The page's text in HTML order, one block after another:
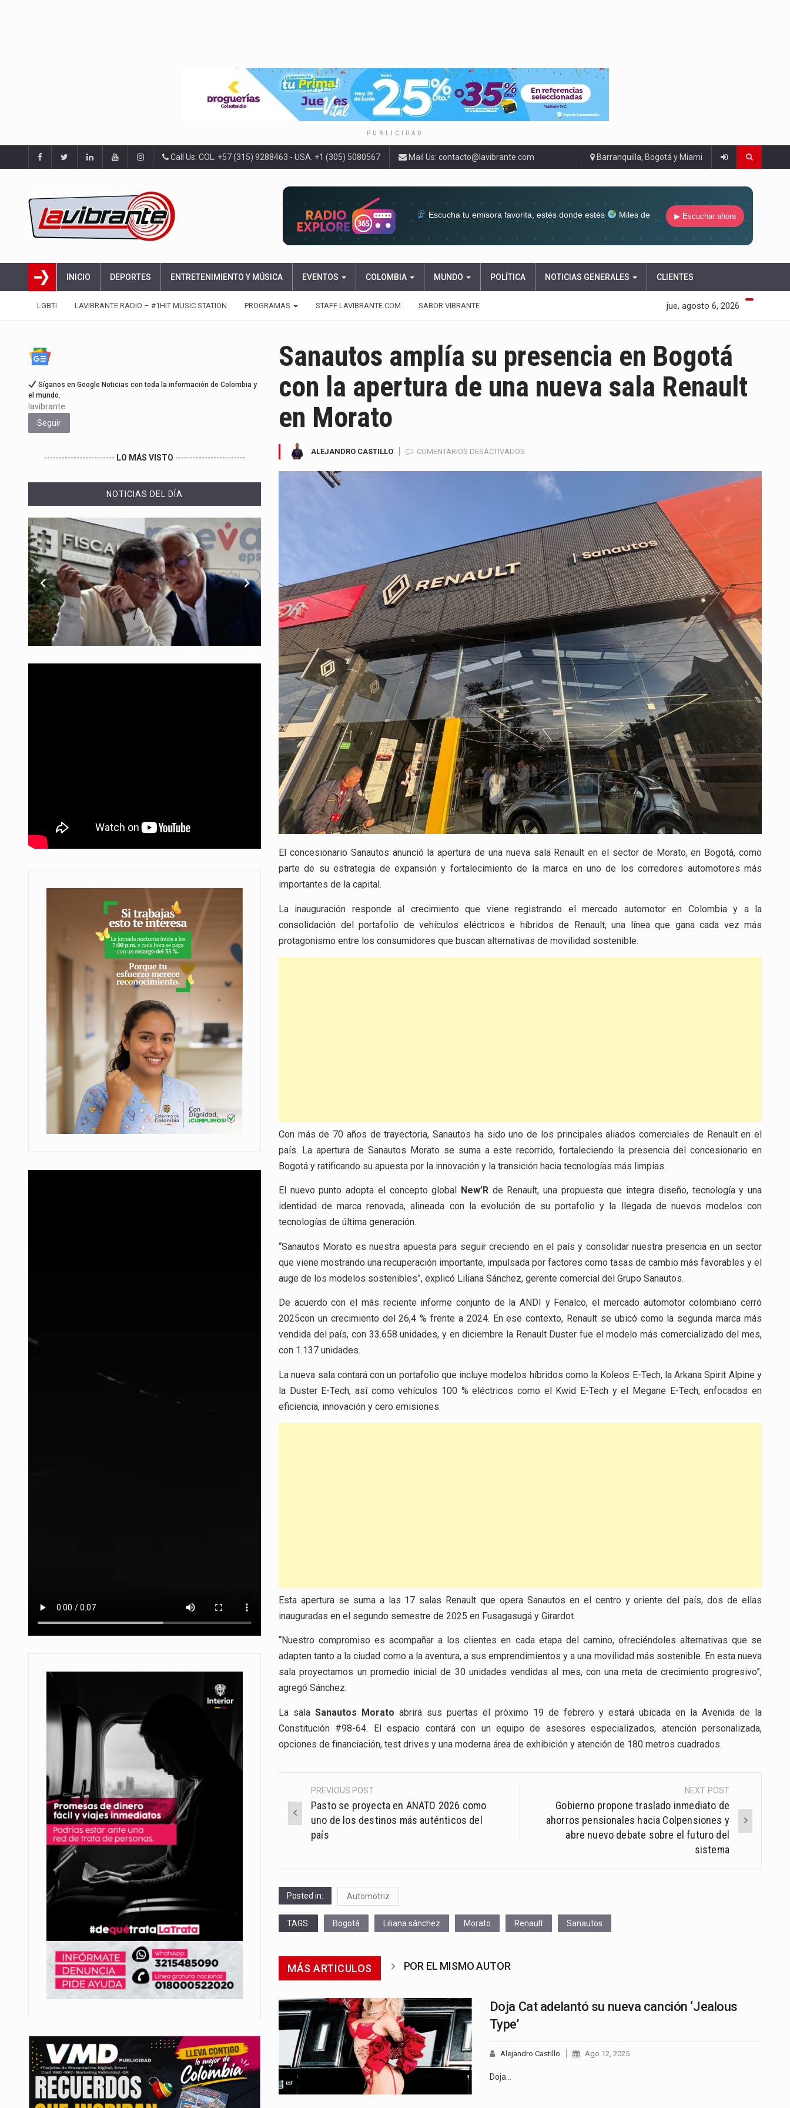
PUBLICIDAD
Call Us: COL. +57 (315) 9288463 - USA. +1 (305) 5080567 Mail Us: contacto@lavibrante.com Barranquilla, Bogotá y Miami
Escucha tu emisora favorita, estés donde estés
Miles de
▶ Escuchar ahora
INICIO DEPORTES ENTRETENIMIENTO Y MÚSICA EVENTOS COLOMBIA MUNDO POLÍTICA NOTICIAS GENERALES CLIENTES
LGBTI LAVIBRANTE RADIO – #1HIT MUSIC STATION PROGRAMAS STAFF LAVIBRANTE.COM SABOR VIBRANTE jue, agosto 6, 2026
Sanautos amplía su presencia en Bogotá
con la apertura de una nueva sala Renault
en Morato
ALEJANDRO CASTILLO COMENTARIOS DESACTIVADOS
AMPLÍA
PRESENCIA
BOGOTÁ
CON
LA
APERTURA
DE
UNA
NUEVA
SALA
RENAULT
MORATO
El concesionario Sanautos anunció la apertura de una nueva sala Renault en el sector de Morato, en Bogotá, como
parte de su estrategia de expansión y fortalecimiento de la marca en uno de los corredores automotores más
importantes de la capital.
La inauguración responde al crecimiento que viene registrando el mercado automotor en Colombia y a la
consolidación del portafolio de vehículos eléctricos e híbridos de Renault, una línea que gana cada vez más
protagonismo entre los consumidores que buscan alternativas de movilidad sostenible.
Con más de 70 años de trayectoria, Sanautos ha sido uno de los principales aliados comerciales de Renault en el
país. La apertura de Sanautos Morato se suma a este recorrido, fortaleciendo la presencia del concesionario en
Bogotá y ratificando su apuesta por la innovación y la transición hacia tecnologías más limpias.
El nuevo punto adopta el concepto global New’Rde Renault, una propuesta que integra diseño, tecnología y una
identidad de marca renovada, alineada con la evolución de su portafolio y la llegada de nuevos modelos con
tecnologías de última generación.
“Sanautos Morato es nuestra apuesta para seguir creciendo en el país y consolidar nuestra presencia en un sector
que viene mostrando una recuperación importante, impulsada por factores como tasas de cambio más favorables y el
auge de los modelos sostenibles”, explicó Liliana Sánchez, gerente comercial del Grupo Sanautos.
De acuerdo con el más reciente informe conjunto de laANDI y Fenalco, el mercado automotor colombiano cerró
2025con un crecimiento del 26,4 % frente a 2024. En ese contexto, Renault se ubicó como la segunda marca más
vendida del país, con 33.658 unidades, y en diciembre la Renault Duster fue el modelo más comercializado del mes,
con 1.137 unidades.
La nueva sala contará con un portafolio que incluye modelos híbridos como la Koleos E-Tech, la Arkana Spirit Alpine y
la Duster E-Tech, así como vehículos 100 % eléctricos como el Kwid E-Tech y el Megane E-Tech, enfocados en
eficiencia, innovación y cero emisiones.
Esta apertura se suma a las 17 salas Renault que opera Sanautos en el centro y oriente del país, dos de ellas
inauguradas en el segundo semestre de 2025 en Fusagasugá y Girardot.
“Nuestro compromiso es acompañar a los clientes en cada etapa del camino, ofreciéndoles alternativas que se
adapten tanto a la ciudad como a la aventura, a sus emprendimientos y a una movilidad más sostenible. En esta nueva
sala proyectamos un promedio inicial de 30 unidades vendidas al mes, con una meta de crecimiento progresivo”,
agregó Sánchez.
La sala Sanautos Morato abrirá sus puertas el próximo 19 de febrero y estará ubicada en la Avenida de la
Constitución #98-64. El espacio contará con un equipo de asesores especializados, atención personalizada,
opciones de financiación, test drives y una moderna área de exhibición y atención de 180 metros cuadrados.
Post
navigation
PREVIOUS POST
Pasto se proyecta en ANATO 2026 como
uno de los destinos más auténticos del
país
NEXT POST
Gobierno propone traslado inmediato de
ahorros pensionales hacia Colpensiones y
abre nuevo debate sobre el futuro del
sistema
Posted in: Automotriz
TAGS: Bogotá Liliana sánchez Morato Renault Sanautos
MÁS ARTICULOS POR EL MISMO AUTOR
Doja Cat adelantó su nueva canción ‘Jealous
Type’
Alejandro Castillo Ago 12, 2025
Doja…
Síganos en Google Noticias con toda la información de Colombia y
el mundo.
lavibrante
Seguir
------------------------ LO MÁS VISTO ------------------------
NOTICIAS DEL DÍA